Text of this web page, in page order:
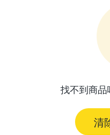
找不到商品
清